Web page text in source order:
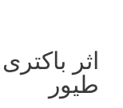
اثر
طیور